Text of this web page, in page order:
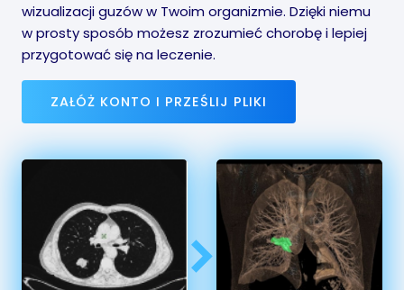
wizualizacji guzów w Twoim organizmie. Dzięki niemu
w prosty sposób możesz zrozumieć chorobę i lepiej
przygotować się na leczenie.
ZAŁÓŻ KONTO I PRZEŚLIJ PLIKI